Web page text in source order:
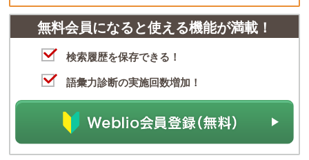
無料会員になると使える機能が満載！
検索履歴を保存できる！
語彙力診断の実施回数増加！